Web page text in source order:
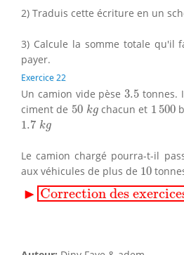
2) Traduis cette écriture en un
3) Calcule la somme totale qu'il
payer.
Exercice 22
Un camion vide pèse3.5
3.5 tonnes.
ciment de 50 kg
50 kgchacun et 1 500
1 500
1.7 kg
1.7 kg
Le camion chargé pourra-t-il
aux véhicules de plus de 10
10
▶ Correction des
Correction des exercices